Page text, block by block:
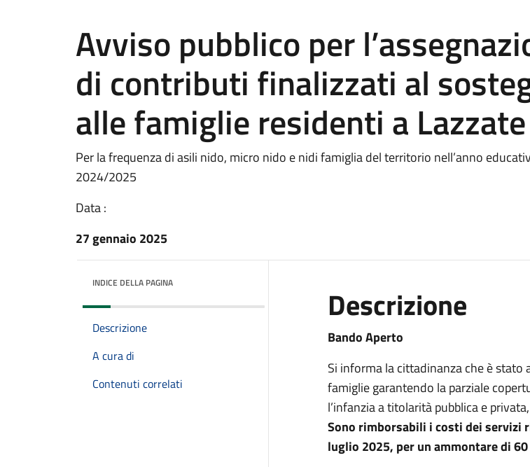
Avviso pubblico per
di contributi finalizzati al
alle famiglie residenti a Lazzate
Per la frequenza di asili nido, micro nido e nidi famiglia del territorio nell’anno
2024/2025
Data :
27 gennaio 2025
INDICE DELLA PAGINA
Descrizione
A cura di
Contenuti correlati
Descrizione
Bando Aperto
Si informa la cittadinanza che è stato
famiglie garantendo la parziale
l’infanzia a titolarità pubblica e
Sono rimborsabili i costi dei servizi
luglio 2025, per un ammontare di